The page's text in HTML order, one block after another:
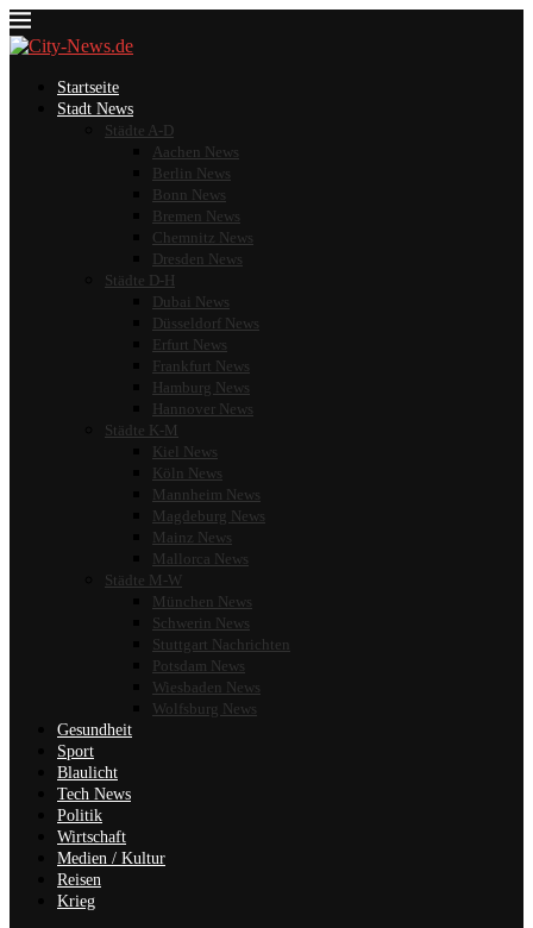
Startseite
Stadt News
Städte A-D
Aachen News
Berlin News
Bonn News
Bremen News
Chemnitz News
Dresden News
Städte D-H
Dubai News
Düsseldorf News
Erfurt News
Frankfurt News
Hamburg News
Hannover News
Städte K-M
Kiel News
Köln News
Mannheim News
Magdeburg News
Mainz News
Mallorca News
Städte M-W
München News
Schwerin News
Stuttgart Nachrichten
Potsdam News
Wiesbaden News
Wolfsburg News
Gesundheit
Sport
Blaulicht
Tech News
Politik
Wirtschaft
Medien / Kultur
Reisen
Krieg